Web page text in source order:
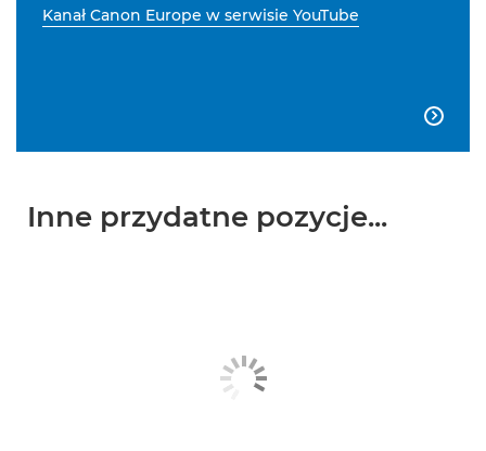
Kanał Canon Europe w serwisie YouTube

Inne przydatne pozycje...